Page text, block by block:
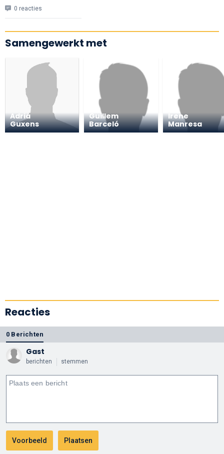
0 reacties
Samengewerkt met
Adrià
Guxens
Guillem
Barceló
Irene
Manresa
Reacties
0 Berichten
Gast
berichten stemmen